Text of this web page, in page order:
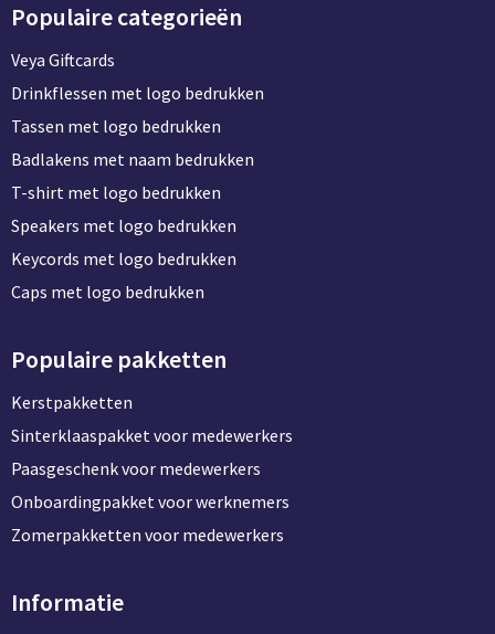
Populaire categorieën
Veya Giftcards
Drinkflessen met logo bedrukken
Tassen met logo bedrukken
Badlakens met naam bedrukken
T-shirt met logo bedrukken
Speakers met logo bedrukken
Keycords met logo bedrukken
Caps met logo bedrukken
Populaire pakketten
Kerstpakketten
Sinterklaaspakket voor medewerkers
Paasgeschenk voor medewerkers
Onboardingpakket voor werknemers
Zomerpakketten voor medewerkers
Informatie